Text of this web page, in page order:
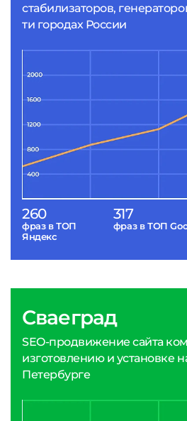
стабилизаторов,
ти городах России
260
фраз в ТОП
Яндекс
317
фраз в ТОП
Сваеград
SEO-продвижение сайта
изготовлению и установке
Петербурге